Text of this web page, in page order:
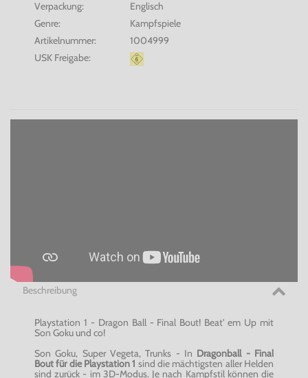
Verpackung:
Englisch
Genre:
Kampfspiele
Artikelnummer:
1004999
USK Freigabe:
Beschreibung
Playstation 1 - Dragon Ball - Final Bout! Beat' em Up mit
Son Goku und co!
Son Goku, Super Vegeta, Trunks - In Dragonball - Final
Bout für die Playstation 1 sind die mächtigsten aller Helden
sind zurück - im 3D-Modus. Je nach Kampfstil können die